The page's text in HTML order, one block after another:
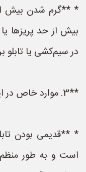
* **گرم شدن بیش
بیش از حد پریزها
در سیم‌کشی یا تابلو
**3. موارد خاص در ایران:**
* **قدیمی بودن
است و به طور